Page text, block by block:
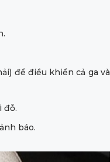
để điều khiển cả ga và
đỗ.
báo.